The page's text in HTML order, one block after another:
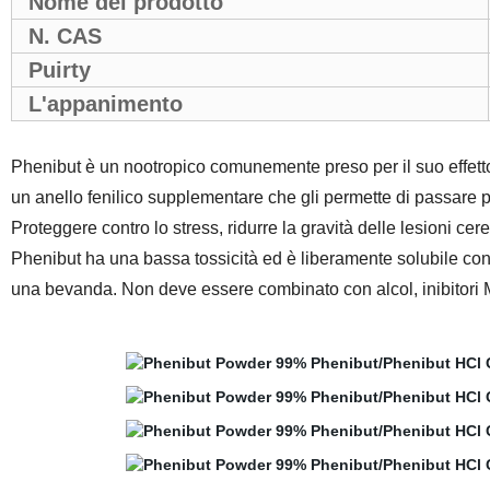
N. CAS
Puirty
L'appanimento
Phenibut è un nootropico comunemente preso per il suo
un anello fenilico supplementare che gli permette di
Proteggere contro lo stress, ridurre la gravità delle lesioni
Phenibut ha una bassa tossicità ed è liberamente solubile
una bevanda. Non deve essere combinato con alcol,